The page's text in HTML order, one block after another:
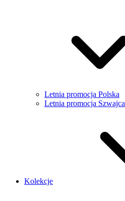
Letnia promocja Polska
Letnia promocja
Kolekcje